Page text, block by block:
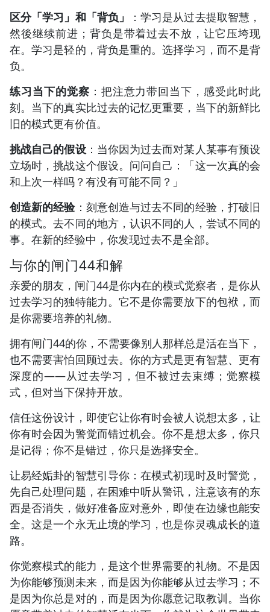
区分「学习」和「背负」
：学习是从过去提取智慧，
然後继续前进；背负是带着过去不放，让它压垮现
在。学习是轻的，背负是重的。选择学习，而不是背
负。
练习当下的觉察 ：把注意力带回当下，感受此时此
刻。当下的真实比过去的记忆更重要，当下的新鲜比
旧的模式更有价值。
挑战自己的假设：当你因为过去而对某人某事有预设
立场时，挑战这个假设。问问自己：「这一次真的会
和上次一样吗？有没有可能不同？」
创造新的经验：刻意创造与过去不同的经验，打破旧
的模式。去不同的地方，认识不同的人，尝试不同的
事。在新的经验中，你发现过去不是全部。
与你的闸门44和解
亲爱的朋友，闸门44是你内在的模式觉察者，是你从
过去学习的独特能力。它不是你需要放下的包袱，而
是你需要培养的礼物。
拥有闸门44的你，不需要像别人那样总是活在当下，
也不需要害怕回顾过去。你的方式是更有智慧、更有
深度的——从过去学习，但不被过去束缚；觉察模
式，但对当下保持开放。
信任这份设计，即使它让你有时会被人说想太多，让
你有时会因为警觉而错过机会。你不是想太多，你只
是记得；你不是错过，你只是选择安全。
让易经姤卦的智慧引导你：在模式初现时及时警觉，
先自己处理问题，在困难中听从警讯，注意该有的东
西是否消失，做好准备应对意外，即使在边缘也能安
全。这是一个永无止境的学习，也是你灵魂成长的道
路。
你觉察模式的能力，是这个世界需要的礼物。不是因
为你能够预测未来，而是因为你能够从过去学习；不
是因为你总是对的，而是因为你愿意记取教训。当你